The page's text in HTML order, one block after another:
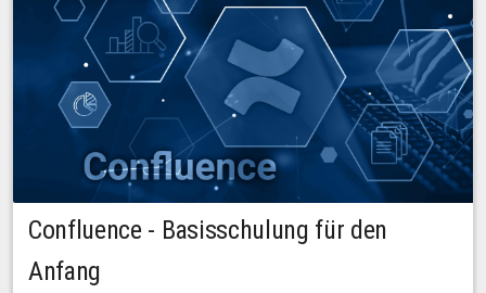
Confluence - Basisschulung für den
Anfang